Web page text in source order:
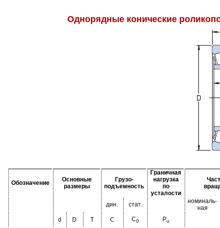
Однорядные конические
Обозначение
Основные
размеры
Грузо-
подъемность
Граничная
нагрузка
по
усталости
дин. стат.
номиналь-
ная
d
D T C C0 Pu